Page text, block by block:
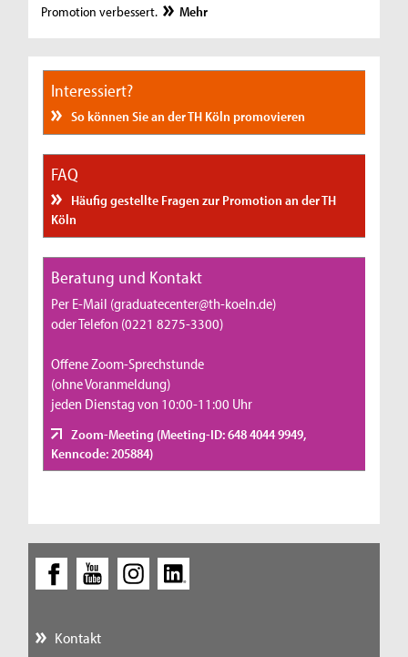
Promotion verbessert.
Mehr
Interessiert?
So können Sie an der TH Köln promovieren
FAQ
Häufig gestellte Fragen zur Promotion an der TH
Köln
Beratung und Kontakt
Per E-Mail (graduatecenter@th-koeln.de)
oder Telefon (0221 8275-3300)
Offene Zoom-Sprechstunde
(ohne Voranmeldung)
jeden Dienstag von 10:00-11:00 Uhr
Zoom-Meeting (Meeting-ID: 648 4044 9949,
Kenncode: 205884)
Kontakt